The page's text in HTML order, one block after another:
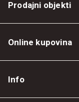
Prodajni objekti
Online kupovina
Info